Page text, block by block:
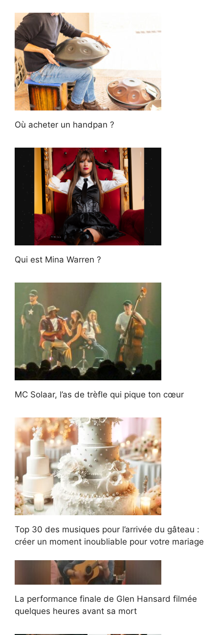
Où acheter un handpan ?
Qui est Mina Warren ?
MC Solaar, l’as de trèfle qui pique ton cœur
Top 30 des musiques pour l’arrivée du gâteau :
créer un moment inoubliable pour votre mariage
La performance finale de Glen Hansard filmée
quelques heures avant sa mort